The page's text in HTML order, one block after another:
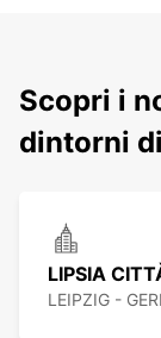
Scopri i
dintorni
LIPSIA
LEIPZIG -